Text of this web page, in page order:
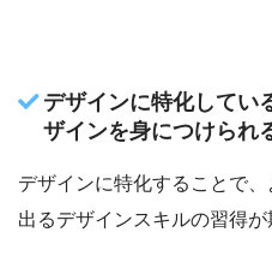
デザインに特化してい
ザインを身につけられ
デザインに特化することで
出るデザインスキルの習得が